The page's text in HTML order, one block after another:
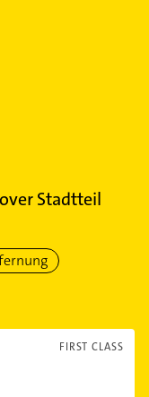
Stadtteil
FIRST CLASS